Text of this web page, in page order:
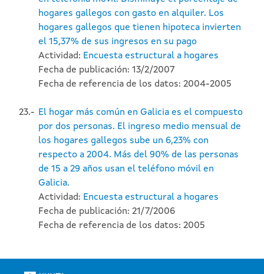
hogares gallegos con gasto en alquiler. Los
hogares gallegos que tienen hipoteca invierten
el 15,37% de sus ingresos en su pago
Actividad: Encuesta estructural a hogares
Fecha de publicación: 13/2/2007
Fecha de referencia de los datos: 2004-2005
23.- El hogar más común en Galicia es el compuesto
por dos personas. El ingreso medio mensual de
los hogares gallegos sube un 6,23% con
respecto a 2004. Más del 90% de las personas
de 15 a 29 años usan el teléfono móvil en
Galicia.
Actividad: Encuesta estructural a hogares
Fecha de publicación: 21/7/2006
Fecha de referencia de los datos: 2005